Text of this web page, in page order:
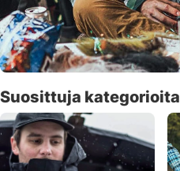
Suosittuja kategorioita